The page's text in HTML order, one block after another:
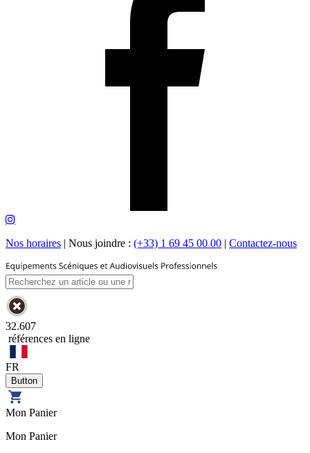
Nos horaires | Nous joindre : (+33) 1 69 45 00 00 | Contactez-nous
32.607
références en ligne
FR
Mon Panier
Mon Panier